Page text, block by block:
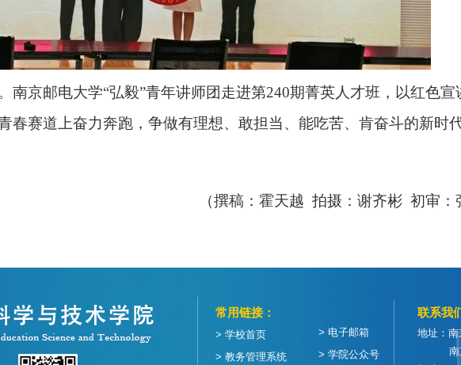
南京邮电大学“弘毅”青年讲师团走进第240期菁英人才班，以红色宣
春赛道上奋力奔跑，争做有理想、敢担当、能吃苦、肯奋斗的新时代
（撰稿：霍天越 拍摄：谢齐彬 初审：
联系我
地址：
南京
> 电子邮箱
> 学院公众号
常用链接：
> 学校首页
> 教务管理系统